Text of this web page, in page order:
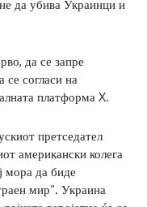
да убива Украинци и
да се запре
согласи на
платформа X.
претседател
американски колега
мора да биде
мир“. Украина